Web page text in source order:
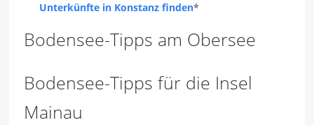
Unterkünfte in Konstanz finden*
Bodensee-Tipps am Obersee
Bodensee-Tipps für die Insel
Mainau